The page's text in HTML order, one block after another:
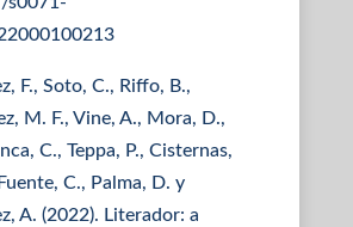
F., Soto, C., Riffo, B.,
M. F., Vine, A., Mora, D.,
C., Teppa, P., Cisternas,
C., Palma, D. y
A. (2022). Literador: a